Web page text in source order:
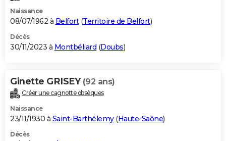
Naissance
08/07/1962 à Belfort(Territoire de Belfort)
Décès
30/11/2023 à Montbéliard (Doubs)
Ginette GRISEY (92 ans)
Créer une cagnotte obsèques
Naissance
23/11/1930 à Saint-Barthélemy(Haute-Saône)
Décès